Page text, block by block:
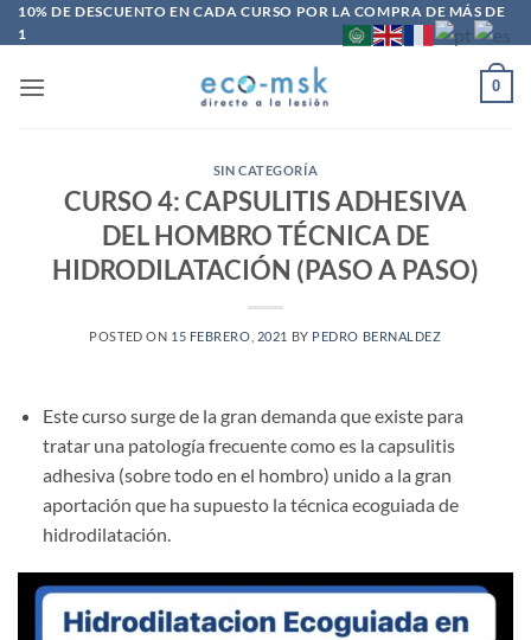
Saltar
al
10% DE DESCUENTO EN CADA CURSO POR LA COMPRA DE MÁS DE
1
0
SIN CATEGORÍA
CURSO 4: CAPSULITIS ADHESIVA
DEL HOMBRO TÉCNICA DE
HIDRODILATACIÓN (PASO A PASO)
POSTED ON 15 FEBRERO, 2021 BY PEDRO BERNALDEZ
Este curso surge de la gran demanda que existe para
tratar una patología frecuente como es la capsulitis
adhesiva (sobre todo en el hombro) unido a la gran
aportación que ha supuesto la técnica ecoguiada de
hidrodilatación.